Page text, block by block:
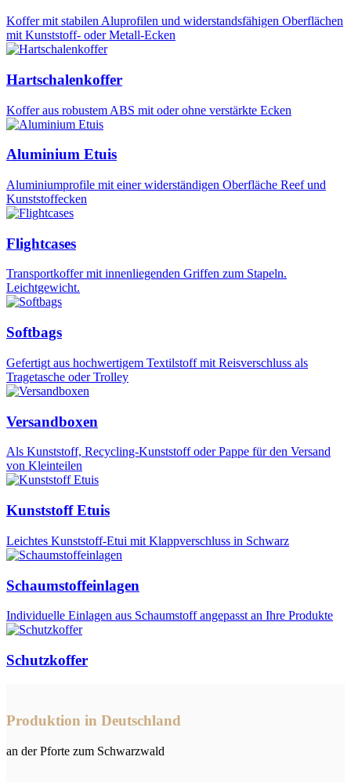
Koffer mit stabilen Aluprofilen und widerstandsfähigen Oberflächen
mit Kunststoff- oder Metall-Ecken
Hartschalenkoffer
Koffer aus robustem ABS mit oder ohne verstärkte Ecken
Aluminium Etuis
Aluminiumprofile mit einer widerständigen Oberfläche Reef und
Kunststoffecken
Flightcases
Transportkoffer mit innenliegenden Griffen zum Stapeln.
Leichtgewicht.
Softbags
Gefertigt aus hochwertigem Textilstoff mit Reisverschluss als
Tragetasche oder Trolley
Versandboxen
Als Kunststoff, Recycling-Kunststoff oder Pappe für den Versand
von Kleinteilen
Kunststoff Etuis
Leichtes Kunststoff-Etui mit Klappverschluss in Schwarz
Schaumstoffeinlagen
Individuelle Einlagen aus Schaumstoff angepasst an Ihre Produkte
Schutzkoffer
Produktion in Deutschland
an der Pforte zum Schwarzwald